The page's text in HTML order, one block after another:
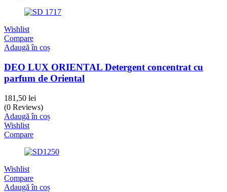
Wishlist
Compare
Adaugă în coș
DEO LUX ORIENTAL Detergent concentrat cu
parfum de Oriental
181,50 lei
(0 Reviews)
Adaugă în coș
Wishlist
Compare
Wishlist
Compare
Adaugă în coș